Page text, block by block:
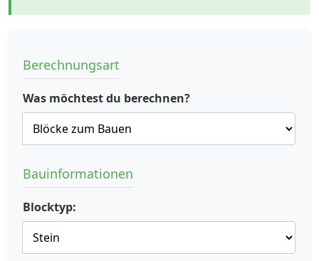
Berechnungsart
Was möchtest du berechnen?
Bauinformationen
Blocktyp: